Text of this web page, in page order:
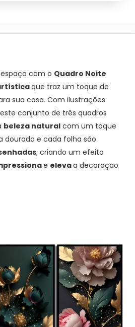
espaço com o Quadro Noite
que traz um toque de
sua casa. Com ilustrações
conjunto de três quadros
beleza natural com um toque
dourada e cada folha são
, criando um efeito
e elevaa decoração